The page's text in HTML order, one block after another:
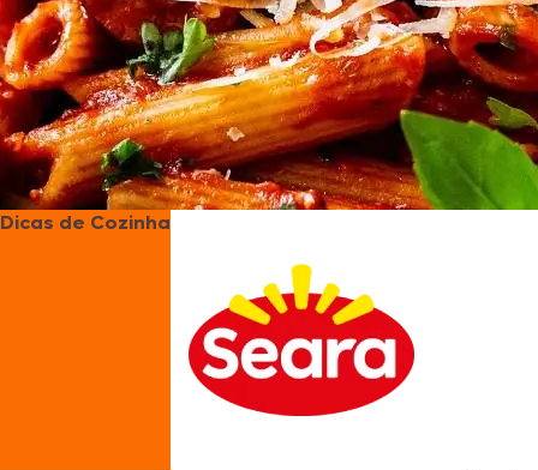
Dicas de Cozinha